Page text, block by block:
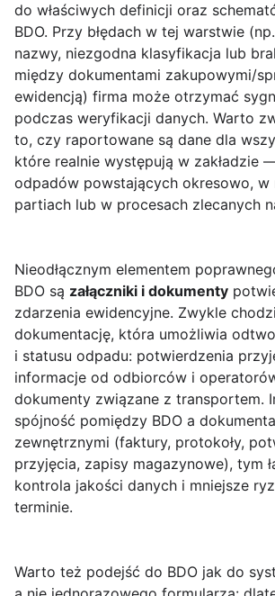
do właściwych definicji oraz
BDO. Przy błędach w tej warstwie
nazwy, niezgodna klasyfikacja lub
między dokumentami zakupowymi/
ewidencją) firma może otrzymać
podczas weryfikacji danych. Warto
to, czy raportowane są dane dla
które realnie występują w zakładzie
odpadów powstających okresowo, w
partiach lub w procesach zlecanych
Nieodłącznym elementem
BDO są załączniki i dokumenty
zdarzenia ewidencyjne. Zwykle
dokumentację, która umożliwia
i statusu odpadu: potwierdzenia
informacje od odbiorców i
dokumenty związane z transportem.
spójność pomiędzy BDO a
zewnętrznymi (faktury, protokoły,
przyjęcia, zapisy magazynowe), tym
kontrola jakości danych i mniejsze
terminie.
Warto też podejść do BDO jak do